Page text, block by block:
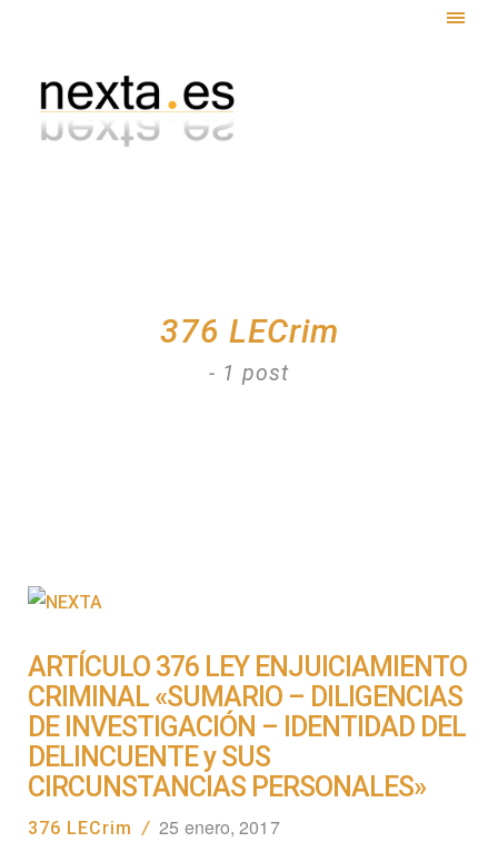
376 LECrim
- 1 post
ARTÍCULO 376 LEY ENJUICIAMIENTO
CRIMINAL «SUMARIO – DILIGENCIAS
DE INVESTIGACIÓN – IDENTIDAD DEL
DELINCUENTE y SUS
CIRCUNSTANCIAS PERSONALES»
376 LECrim / 25 enero, 2017